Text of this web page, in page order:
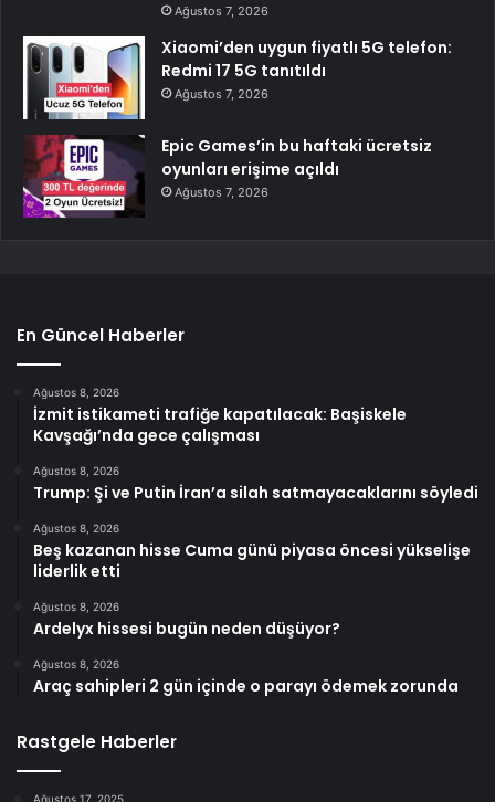
Ağustos 7, 2026
Xiaomi’den uygun fiyatlı 5G telefon:
Redmi 17 5G tanıtıldı
Ağustos 7, 2026
Epic Games’in bu haftaki ücretsiz
oyunları erişime açıldı
Ağustos 7, 2026
En Güncel Haberler
Ağustos 8, 2026
İzmit istikameti trafiğe kapatılacak: Başiskele
Kavşağı’nda gece çalışması
Ağustos 8, 2026
Trump: Şi ve Putin İran’a silah satmayacaklarını söyledi
Ağustos 8, 2026
Beş kazanan hisse Cuma günü piyasa öncesi yükselişe
liderlik etti
Ağustos 8, 2026
Ardelyx hissesi bugün neden düşüyor?
Ağustos 8, 2026
Araç sahipleri 2 gün içinde o parayı ödemek zorunda
Rastgele Haberler
Ağustos 17, 2025